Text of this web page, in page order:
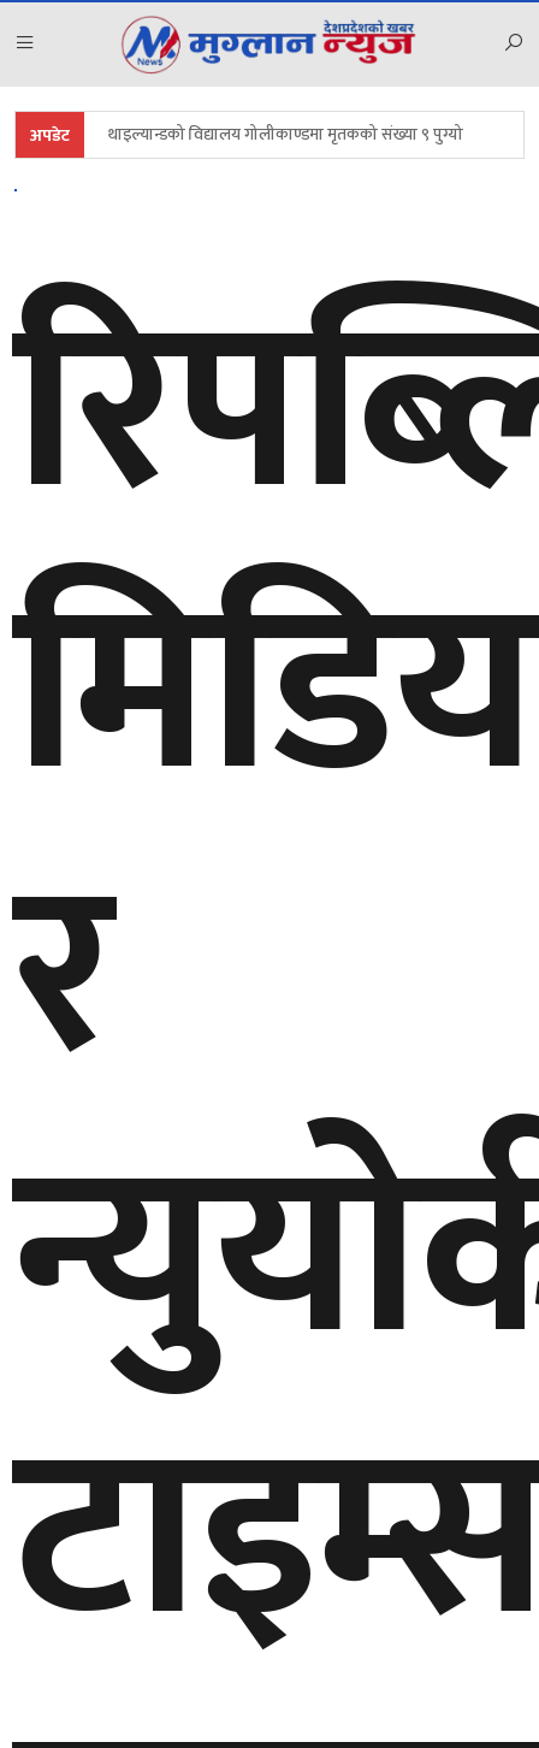
अपडेट
थाइल्यान्डको विद्यालय गोलीकाण्डमा मृतकको संख्या ९ पुग्यो
परराष्ट्र नीतिको केन्द्रमा आर्थिक कूटनीति : परराष्ट्रमन्त्री खनाल
महाङ्काल मन्दिरको चौघेरा सत्तल पुनःनिर्माण सम्पन्न, महानगरद्वारा उद्घाटन
कक्षा १२ को मौका परीक्षाको नतिजा सार्वजनिक, ८१.१९ प्रतिशत
राष्ट्रिय सभामा गृहमन्त्री सुधन गुरुङको माफी : ‘मेरो भाषा अलि ठाडो भयो,
रौतहटमा पेट्रोल ट्याङ्कर पल्टिएपछि आगलागी, मानवीय क्षति भएन
काठमाडौंका होटल–रेस्टुरेन्टलाई धुम्रपानका लागि छुट्टै स्थान अनिवार्य
स्थानीय तह निर्वाचनका लागि रास्वपाको नयाँ कार्यविधि, उम्मेदवार
हर्मुज जलघाँटी खुलाउन अमेरिका–इरान वार्ता अन्तिम चरणमा, इरानलाई
समस्याग्रस्त शिव शिखर र पशुपति सहकारीका ४२ साना बचतकर्ताले
एलपी ग्यास आपूर्ति सहज बनाउन नेपाल आयल निगमद्वारा ‘क्विक
ग्यास वितरण सहज बनाउन काठमाडौं महानगर प्रहरी सक्रिय, डिपोमा
इतिहासको समीक्षा गर्दै नयाँ संकल्पका साथ अघि बढ्न प्रचण्डको आह्वान
खोलाको मापदण्ड पालना नगरी निजी जग्गामा सडक निर्माण गरिएको
सिन्धुलीमा बसको ठक्करपछि कार सुनकोसी नदीमा खस्यो, तीन जना
मेडिकल व्यवसायी दुर्गा प्रसाईं पुनः पक्राउ
रोल्पाको इरीवाङ केन्द्रबिन्दु भएर ४.४ म्याग्निच्युडको भूकम्प
तुलसीलाल अमात्यले जनताको अधिकारका लागि जीवन समर्पित गर्नुभयो :
संयुक्त हिन्दू मोर्चाका थप ६ मागमा गृहमन्त्री गुरुङ सकारात्मक,
ब्रोड पिक हिमपहिरोमा ज्यान गुमाएका आरोहीप्रति नेपाल सरकारको
करदातालाई आकर्षित गर्न उपहार योजना, रु. १०० माथिको बिल दर्ता
र